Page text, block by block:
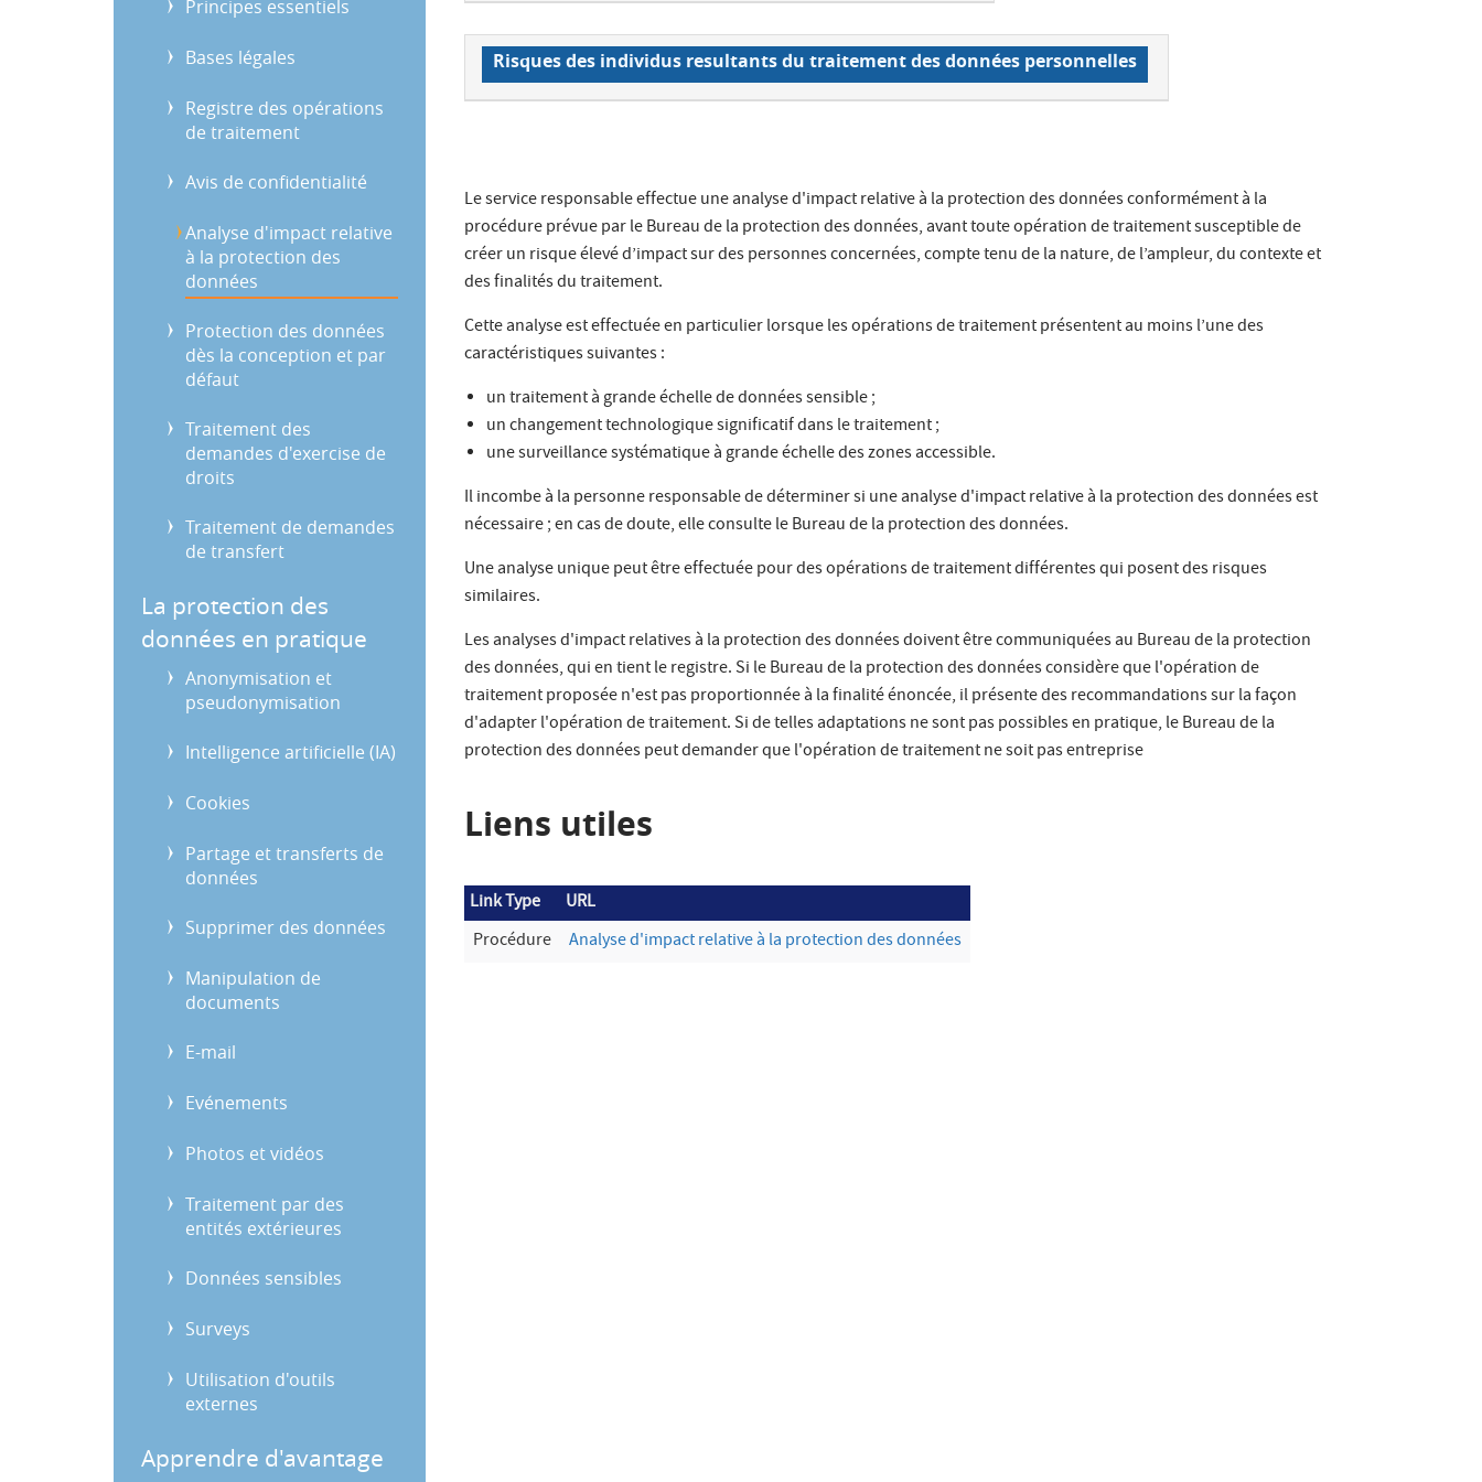
Principes essentiels
Bases légales
Registre des opérations
de traitement
Avis de confidentialité
Analyse d'impact relative
à la protection des
données
Protection des données
dès la conception et par
défaut
Traitement des
demandes d'exercise de
droits
Traitement de demandes
de transfert
La protection des
données en pratique
Anonymisation et
pseudonymisation
Intelligence artificielle (IA)
Cookies
Partage et transferts de
données
Supprimer des données
Manipulation de
documents
E-mail
Evénements
Photos et vidéos
Traitement par des
entités extérieures
Données sensibles
Surveys
Utilisation d'outils
externes
Apprendre d'avantage
Risques des individus resultants du traitement des données personnelles
Le service responsable effectue une analyse d'impact relative à la protection des données conformément à la
procédure prévue par le Bureau de la protection des données, avant toute opération de traitement susceptible de
créer un risque élevé d’impact sur des personnes concernées, compte tenu de la nature, de l’ampleur, du contexte et
des finalités du traitement.
Cette analyse est effectuée en particulier lorsque les opérations de traitement présentent au moins l’une des
caractéristiques suivantes :
un traitement à grande échelle de données sensible ;
un changement technologique significatif dans le traitement ;
une surveillance systématique à grande échelle des zones accessible.
Il incombe à la personne responsable de déterminer si une analyse d'impact relative à la protection des données est
nécessaire ; en cas de doute, elle consulte le Bureau de la protection des données.
Une analyse unique peut être effectuée pour des opérations de traitement différentes qui posent des risques
similaires.
Les analyses d'impact relatives à la protection des données doivent être communiquées au Bureau de la protection
des données, qui en tient le registre. Si le Bureau de la protection des données considère que l'opération de
traitement proposée n'est pas proportionnée à la finalité énoncée, il présente des recommandations sur la façon
d'adapter l'opération de traitement. Si de telles adaptations ne sont pas possibles en pratique, le Bureau de la
protection des données peut demander que l'opération de traitement ne soit pas entreprise
Liens utiles
Link Type
URL
Procédure
Analyse d'impact relative à la protection des données